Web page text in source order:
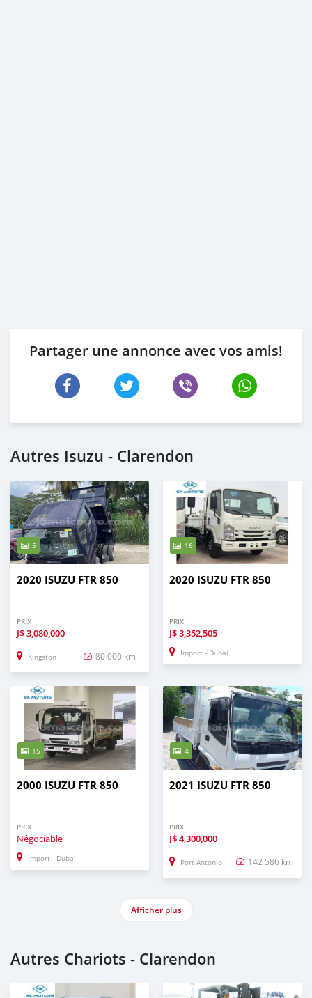
Partager une annonce avec vos amis!
Autres Isuzu - Clarendon
5
2020 ISUZU FTR 850
PRIX
J$3,080,000
Kingston 80 000 km
16
2020 ISUZU FTR 850
PRIX
J$3,352,505
Import - Dubai
15
2000 ISUZU FTR 850
PRIX
Négociable
Import - Dubai
4
2021 ISUZU FTR 850
PRIX
J$4,300,000
Port Antonio 142 586 km
Afficher plus
Autres Chariots - Clarendon